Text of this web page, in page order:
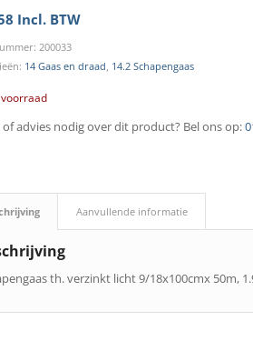
Incl. BTW
200033
14 Gaas en draad, 14.2 Schapengaas
of advies nodig over dit product? Bel ons op:
Aanvullende informatie
th. verzinkt licht 9/18x100cmx 50m,